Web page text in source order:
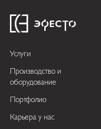
Услуги
Производство и
оборудование
Портфолио
Карьера у нас